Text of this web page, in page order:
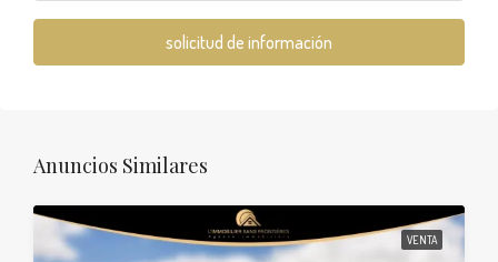
solicitud de información
Anuncios Similares
VENTA